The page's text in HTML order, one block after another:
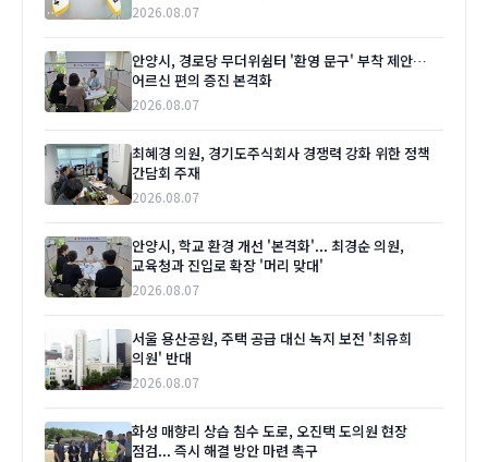
2026.08.07
안양시, 경로당 무더위쉼터 '환영 문구' 부착 제안…
어르신 편의 증진 본격화
2026.08.07
최혜경 의원, 경기도주식회사 경쟁력 강화 위한 정책
간담회 주재
2026.08.07
안양시, 학교 환경 개선 '본격화'... 최경순 의원,
교육청과 진입로 확장 '머리 맞대'
2026.08.07
서울 용산공원, 주택 공급 대신 녹지 보전 '최유희
의원' 반대
2026.08.07
화성 매향리 상습 침수 도로, 오진택 도의원 현장
점검... 즉시 해결 방안 마련 촉구